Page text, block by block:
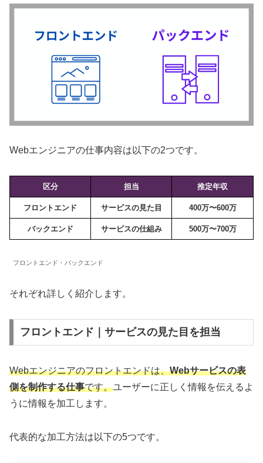
Webエンジニアの仕事内容は以下の2つです。
区分 担当 推定年収
フロントエンド サービスの見た目 400万〜600万
バックエンド サービスの仕組み 500万〜700万
フロントエンド・バックエンド
それぞれ詳しく紹介します。
フロントエンド｜サービスの見た目を担当
Webエンジニアのフロントエンドは、Webサービスの表
側を制作する仕事です。ユーザーに正しく情報を伝えるよ
うに情報を加工します。
代表的な加工方法は以下の5つです。